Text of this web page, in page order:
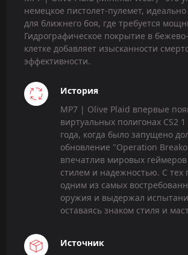
немецкое пистолет-пулемет,
для ближнего боя, где требуется
Гидрографическое покрытие в
клетке добавляет изысканности
эффективности.
История
MP7 | Olive Plaid впервые
виртуальных полигонах CS2
года, когда было запущено
обновление "Operation
впечатлив мировых
стилем и надежностью. С тех
одним из самых
оружия и выдержал
оставаясь знаком стиля и
Источник